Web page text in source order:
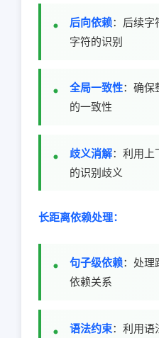
后向依赖：后续字
字符的识别
全局一致性：确保
的一致性
歧义消解：利用上
的识别歧义
长距离依赖处理：
句子级依赖：处理
依赖关系
语法约束：利用语